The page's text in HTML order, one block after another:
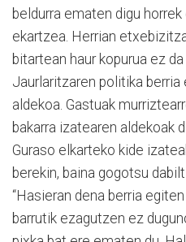
beldurra ematen digu
ekartzea. Herrian
bitartean haur kopurua ez
Jaurlaritzaren politika
aldekoa. Gastuak
bakarra izatearen aldekoak
Guraso elkarteko kide
berekin, baina gogotsu
“Hasieran dena berria
barrutik ezagutzen ez